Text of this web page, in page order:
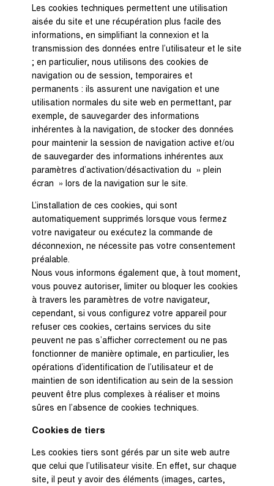
Les cookies techniques permettent une utilisation
aisée du site et une récupération plus facile des
informations, en simplifiant la connexion et la
transmission des données entre l’utilisateur et le site
; en particulier, nous utilisons des cookies de
navigation ou de session, temporaires et
permanents : ils assurent une navigation et une
utilisation normales du site web en permettant, par
exemple, de sauvegarder des informations
inhérentes à la navigation, de stocker des données
pour maintenir la session de navigation active et/ou
de sauvegarder des informations inhérentes aux
paramètres d’activation/désactivation du » plein
écran » lors de la navigation sur le site.
L’installation de ces cookies, qui sont
automatiquement supprimés lorsque vous fermez
votre navigateur ou exécutez la commande de
déconnexion, ne nécessite pas votre consentement
préalable.
Nous vous informons également que, à tout moment,
vous pouvez autoriser, limiter ou bloquer les cookies
à travers les paramètres de votre navigateur,
cependant, si vous configurez votre appareil pour
refuser ces cookies, certains services du site
peuvent ne pas s’afficher correctement ou ne pas
fonctionner de manière optimale, en particulier, les
opérations d’identification de l’utilisateur et de
maintien de son identification au sein de la session
peuvent être plus complexes à réaliser et moins
sûres en l’absence de cookies techniques.
Cookies de tiers
Les cookies tiers sont gérés par un site web autre
que celui que l’utilisateur visite. En effet, sur chaque
site, il peut y avoir des éléments (images, cartes,